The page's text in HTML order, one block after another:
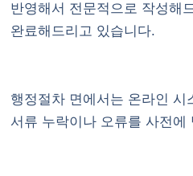
반영해서 전문적으로 작성해
완료해드리고 있습니다.
행정절차 면에서는 온라인 시
서류 누락이나 오류를 사전에